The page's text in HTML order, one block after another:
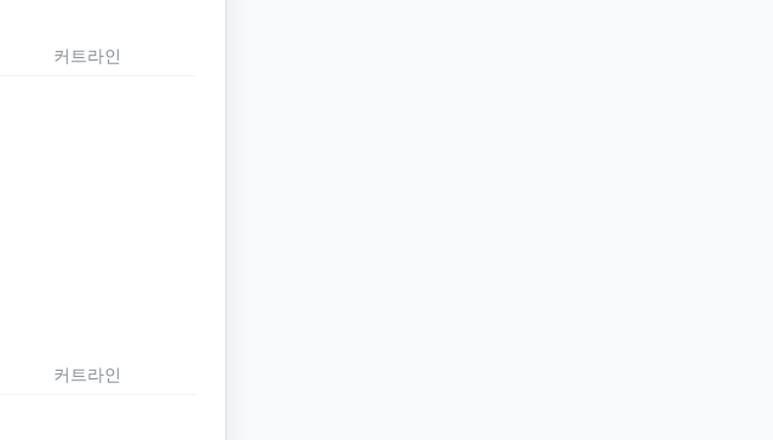
커트라인
커트라인